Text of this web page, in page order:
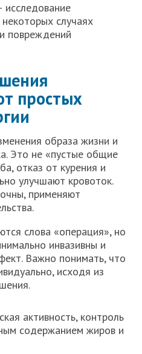
исследование
случаях
повреждений
простых
образа жизни и
Это не «пустые общие
отказ от курения и
улучшают кровоток.
применяют
слова «операция», но
инвазивны и
Важно понимать, что
исходя из
активность, контроль
содержанием жиров и